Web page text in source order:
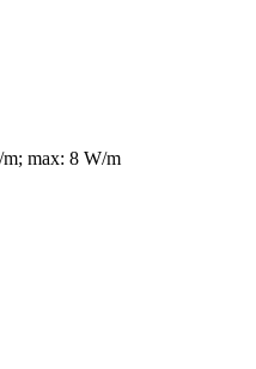
max: 8 W/m